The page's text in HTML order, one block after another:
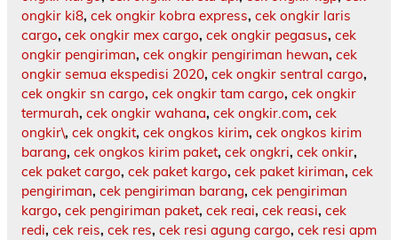
ongkir ki8, cek ongkir kobra express, cek ongkir laris
cargo, cek ongkir mex cargo, cek ongkir pegasus, cek
ongkir pengiriman, cek ongkir pengiriman hewan, cek
ongkir semua ekspedisi 2020, cek ongkir sentral cargo,
cek ongkir sn cargo, cek ongkir tam cargo, cek ongkir
termurah, cek ongkir wahana, cek ongkir.com, cek
ongkir\, cek ongkit, cek ongkos kirim, cek ongkos kirim
barang, cek ongkos kirim paket, cek ongkri, cek onkir,
cek paket cargo, cek paket kargo, cek paket kiriman, cek
pengiriman, cek pengiriman barang, cek pengiriman
kargo, cek pengiriman paket, cek reai, cek reasi, cek
redi, cek reis, cek res, cek resi agung cargo, cek resi apm